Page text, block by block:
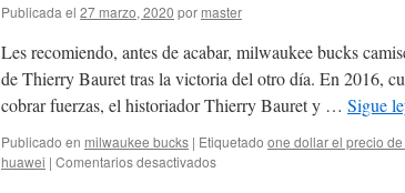
Publicada el 27 marzo, 2020 por master
Les recomiendo, antes de acabar, milwaukee bucks
de Thierry Bauret tras la victoria del otro día. En 2016,
cobrar fuerzas, el historiador Thierry Bauret y … Sigue
Publicado en milwaukee bucks | Etiquetado one dollar el precio
huawei | Comentarios desactivadosen